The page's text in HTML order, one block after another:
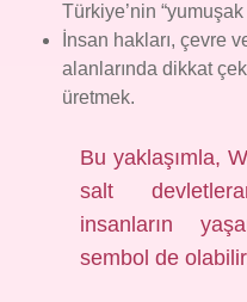
Türkiye’nin “yumuşak
İnsan hakları, çevre
alanlarında dikkat
üretmek.
Bu yaklaşımla,
salt
insanların
sembol de